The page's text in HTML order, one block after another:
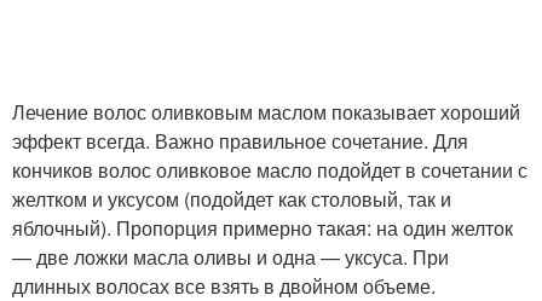
Лечение волос оливковым маслом показывает хороший
эффект всегда. Важно правильное сочетание. Для
кончиков волос оливковое масло подойдет в сочетании с
желтком и уксусом (подойдет как столовый, так и
яблочный). Пропорция примерно такая: на один желток
— две ложки масла оливы и одна — уксуса. При
длинных волосах все взять в двойном объеме.